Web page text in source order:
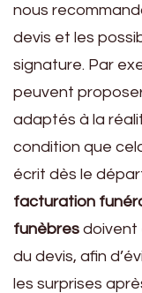
nous
devis et les
signature. Par
peuvent
adaptés à la
condition que
écrit dès le
facturation
funèbres doivent
du devis, afin
les surprises